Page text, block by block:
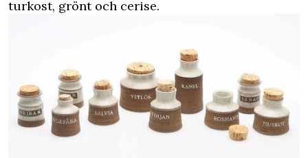
turkost, grönt och cerise.